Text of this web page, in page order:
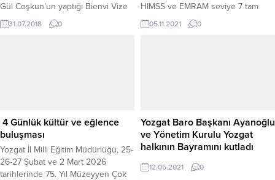
Gül Coşkun’un yaptığı Bienvi Vize
Danışmanlık Şirketi, Barbaros
Mahallesi Tunalı Hilmi Caddesi
işlem takip hizmeti verdiklerini
söyledi. Coşkun, Vize işlemlerinde
kaliteli...
31.07.2018 0
HIMSS ve EMRAM seviye 7 tam
dijital hastane olarak görülen
Yozgat Şehir Hastanesi, HIMSS
05.11.2021 0
4 Günlük kültür ve eğlence
buluşması
Yozgat İl Milli Eğitim Müdürlüğü, 25-
26-27 Şubat ve 2 Mart 2026
tarihlerinde 75. Yıl Müzeyyen Çok
Yozgat Baro Başkanı Ayanoğlu
ve Yönetim Kurulu Yozgat
halkının Bayramını kutladı
12.05.2021 0